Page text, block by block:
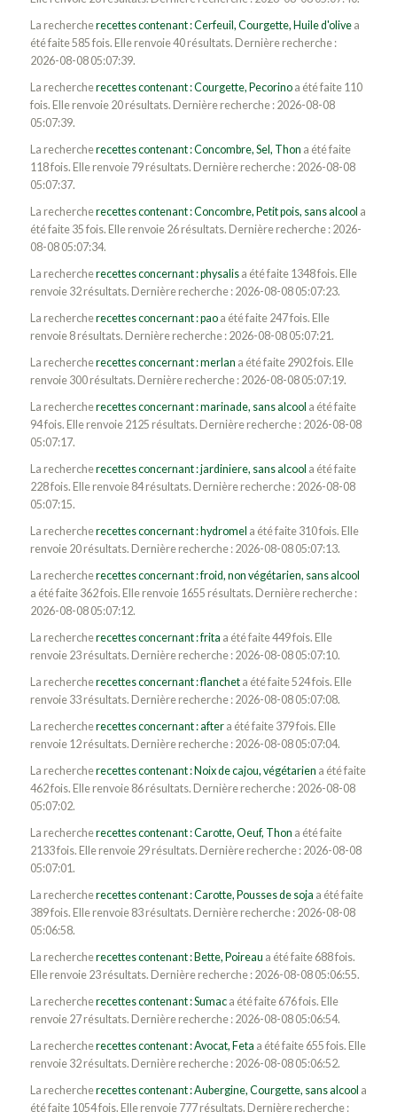
La rechercherecettes contenant : Cerfeuil, Courgette, Huile d'olivea
été faite 585 fois. Elle renvoie 40 résultats. Dernière recherche :
2026-08-08 05:07:39.
La rechercherecettes contenant : Courgette, Pecorinoa été faite 110
fois. Elle renvoie 20 résultats. Dernière recherche : 2026-08-08
05:07:39.
La rechercherecettes contenant : Concombre, Sel, Thon a été faite
118 fois. Elle renvoie 79 résultats. Dernière recherche : 2026-08-08
05:07:37.
La rechercherecettes contenant : Concombre, Petit pois, sans alcool a
été faite 35 fois. Elle renvoie 26 résultats. Dernière recherche : 2026-
08-08 05:07:34.
La rechercherecettes concernant : physalisa été faite 1348 fois. Elle
renvoie 32 résultats. Dernière recherche : 2026-08-08 05:07:23.
La rechercherecettes concernant : paoa été faite 247 fois. Elle
renvoie 8 résultats. Dernière recherche : 2026-08-08 05:07:21.
La rechercherecettes concernant : merlan a été faite 2902 fois. Elle
renvoie 300 résultats. Dernière recherche : 2026-08-08 05:07:19.
La rechercherecettes concernant : marinade, sans alcool a été faite
94 fois. Elle renvoie 2125 résultats. Dernière recherche : 2026-08-08
05:07:17.
La rechercherecettes concernant : jardiniere, sans alcool a été faite
228 fois. Elle renvoie 84 résultats. Dernière recherche : 2026-08-08
05:07:15.
La rechercherecettes concernant : hydromel a été faite 310 fois. Elle
renvoie 20 résultats. Dernière recherche : 2026-08-08 05:07:13.
La rechercherecettes concernant : froid, non végétarien, sans alcool
a été faite 362 fois. Elle renvoie 1655 résultats. Dernière recherche :
2026-08-08 05:07:12.
La rechercherecettes concernant : frita a été faite 449 fois. Elle
renvoie 23 résultats. Dernière recherche : 2026-08-08 05:07:10.
La rechercherecettes concernant : flancheta été faite 524 fois. Elle
renvoie 33 résultats. Dernière recherche : 2026-08-08 05:07:08.
La rechercherecettes concernant : aftera été faite 379 fois. Elle
renvoie 12 résultats. Dernière recherche : 2026-08-08 05:07:04.
La rechercherecettes contenant : Noix de cajou, végétarien a été faite
462 fois. Elle renvoie 86 résultats. Dernière recherche : 2026-08-08
05:07:02.
La rechercherecettes contenant : Carotte, Oeuf, Thon a été faite
2133 fois. Elle renvoie 29 résultats. Dernière recherche : 2026-08-08
05:07:01.
La rechercherecettes contenant : Carotte, Pousses de soja a été faite
389 fois. Elle renvoie 83 résultats. Dernière recherche : 2026-08-08
05:06:58.
La rechercherecettes contenant : Bette, Poireau a été faite 688 fois.
Elle renvoie 23 résultats. Dernière recherche : 2026-08-08 05:06:55.
La rechercherecettes contenant : Sumaca été faite 676 fois. Elle
renvoie 27 résultats. Dernière recherche : 2026-08-08 05:06:54.
La rechercherecettes contenant : Avocat, Feta a été faite 655 fois. Elle
renvoie 32 résultats. Dernière recherche : 2026-08-08 05:06:52.
La rechercherecettes contenant : Aubergine, Courgette, sans alcool a
été faite 1054 fois. Elle renvoie 777 résultats. Dernière recherche :